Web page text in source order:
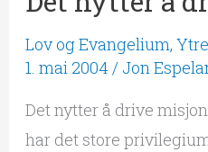
Lov og Evangelium,
1. mai 2004 / Jon
Det nytter å drive
har det store
å
misjon